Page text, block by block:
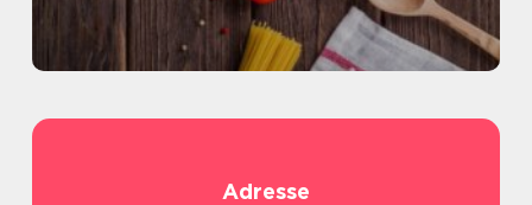
Adresse